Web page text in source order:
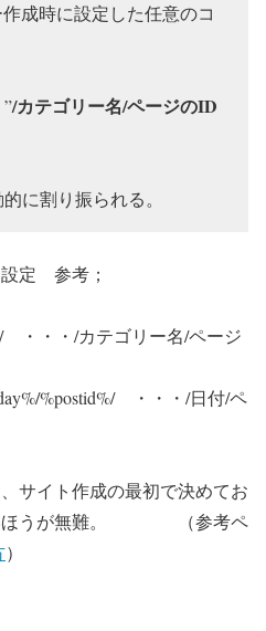
成時に設定した任意のコ
/カテゴリー名/ページのID
に割り振られる。
定 参考；
・・・/カテゴリー名/ページ
%postid%/ ・・・/日付/ペ
サイト作成の最初で決めてお
いほうが無難。 （参考ペ
）